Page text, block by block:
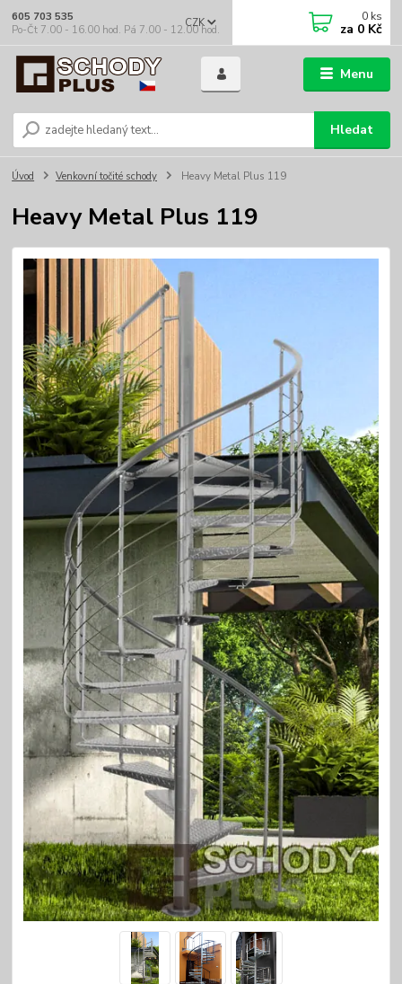
Menu
CZK
Hledat
605 703 535
Po-Čt 7.00 - 16.00 hod. Pá 7.00 - 12.00 hod.
0 ks
za 0 Kč
Úvod Venkovní točité schody Heavy Metal Plus 119
Heavy Metal Plus 119